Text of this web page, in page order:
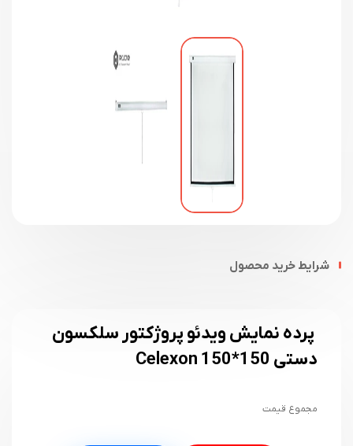
شرایط خرید محصول
پرده نمایش ویدئو پروژکتور سلکسون
دستی 150*150 Celexon
مجموع قیمت